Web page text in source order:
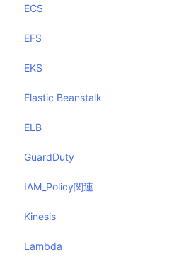
ECS
EFS
EKS
Elastic Beanstalk
ELB
GuardDuty
IAM_Policy関連
Kinesis
Lambda